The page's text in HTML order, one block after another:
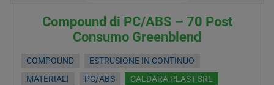
Compound di PC/ABS – 70 Post
Consumo Greenblend
COMPOUND
ESTRUSIONE IN CONTINUO
MATERIALI
PC/ABS CALDARA PLAST SRL